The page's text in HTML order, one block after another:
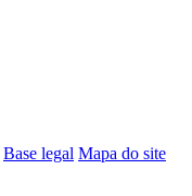
Base legal Mapa do site